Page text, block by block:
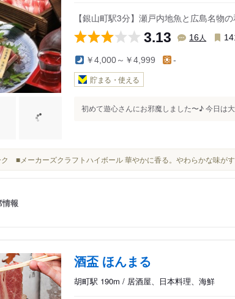
【銀山町駅3分】瀬戸内地魚と広島名物
3.13 16人
￥4,000～￥4,999 -
貯まる・使える
初めて遊心さんにお邪魔しました〜♪ 今日は
■メーカーズクラフトハイボール 華やかに香る。やわらかな味が
情報
酒盃 ほんまる
胡町駅 190m / 居酒屋、日本料理、海鮮